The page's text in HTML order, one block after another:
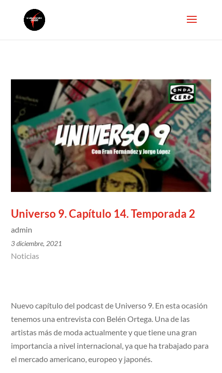
Universo 9. Capítulo 14. Temporada 2
admin
3 diciembre, 2021
Noticias
Nuevo capítulo del podcast de Universo 9. En esta ocasión
tenemos una entrevista con Belén Ortega. Una de las
artistas más de moda actualmente y que tiene una gran
importancia a nivel internacional, ya que ha trabajado para
el mercado americano, europeo y japonés.